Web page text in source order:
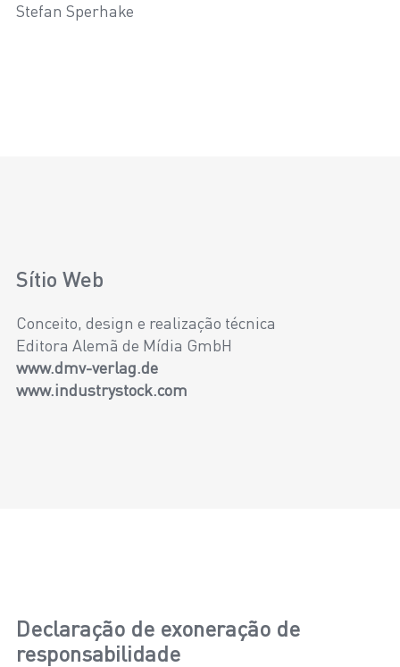
Stefan Sperhake
Sítio Web
Conceito, design e realização técnica
Editora Alemã de Mídia GmbH
www.dmv-verlag.de
www.industrystock.com
Declaração de exoneração de
responsabilidade